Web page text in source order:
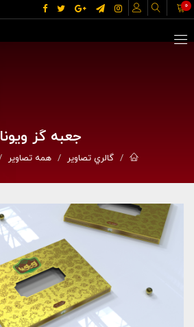
0
جعبه گز ویونا
گالري تصاوير همه تصاویر